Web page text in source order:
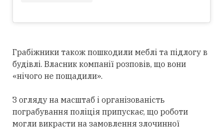
Грабіжники також пошкодили меблі та підлогу в
будівлі. Власник компанії розповів, що вони
«нічого не пощадили».
З огляду на масштаб і організованість
пограбування поліція припускає, що роботи
могли викрасти на замовлення злочинної